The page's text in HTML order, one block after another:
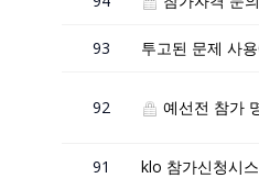
93 투고된 문제 사
92 예선전 참가
91 klo 참가신청시